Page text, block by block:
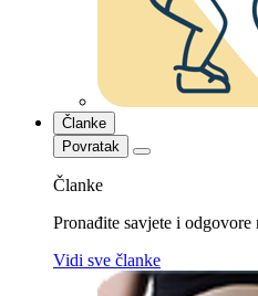
Članke
Povratak
Članke
Pronađite savjete i
Vidi sve članke